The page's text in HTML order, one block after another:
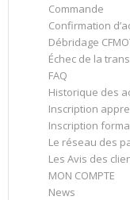
Commande
Confirmation
Débridage
Échec de la
FAQ
Historique des
Inscription
Inscription
Le réseau des
Les Avis des
MON COMPTE
News